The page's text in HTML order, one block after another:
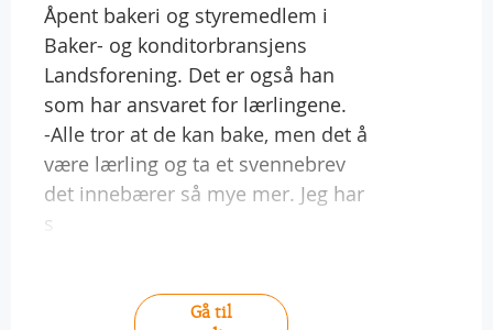
Åpent bakeri og styremedlem i
Baker- og konditorbransjens
Landsforening. Det er også han
som har ansvaret for lærlingene.
-Alle tror at de kan bake, men det å
være lærling og ta et svennebrev
det innebærer så mye mer. Jeg har
s
Gå til